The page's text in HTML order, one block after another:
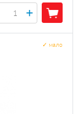
+
мало